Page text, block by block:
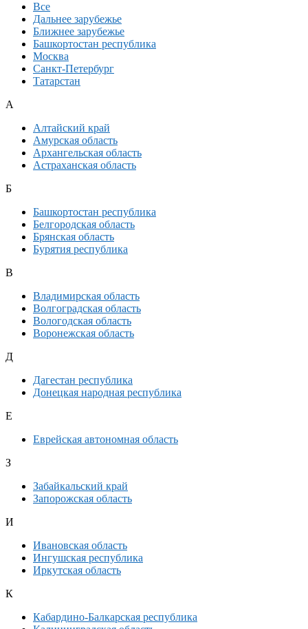
Все
Дальнее зарубежье
Ближнее зарубежье
Башкортостан республика
Москва
Санкт-Петербург
Татарстан
А
Алтайский край
Амурская область
Архангельская область
Астраханская область
Б
Башкортостан республика
Белгородская область
Брянская область
Бурятия республика
В
Владимирская область
Волгоградская область
Вологодская область
Воронежская область
Д
Дагестан республика
Донецкая народная республика
Е
Еврейская автономная область
З
Забайкальский край
Запорожская область
И
Ивановская область
Ингушская республика
Иркутская область
К
Кабардино-Балкарская республика